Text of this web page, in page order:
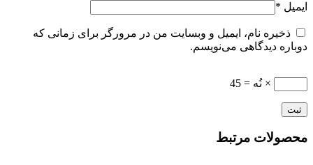
ایمیل *
ذخیره نام، ایمیل و وبسایت من در مرورگر برای زمانی که
دوباره دیدگاهی می‌نویسم.
× نُه = 45
محصولات مرتبط